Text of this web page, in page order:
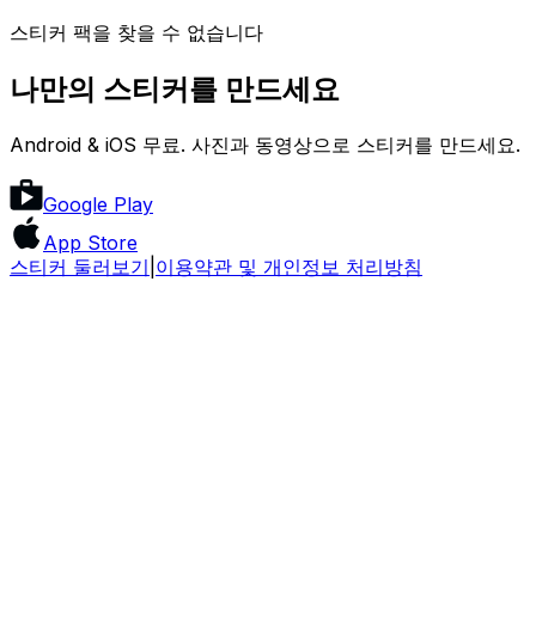
스티커 팩을 찾을 수 없습니다
나만의 스티커를 만드세요
Android & iOS 무료. 사진과 동영상으로 스티커를 만드세요.
Google Play
App Store
스티커 둘러보기 이용약관 및 개인정보 처리방침